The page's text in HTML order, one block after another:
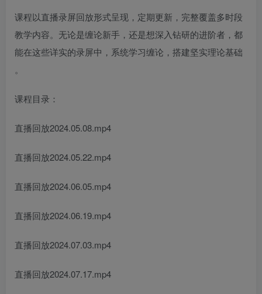
课程以直播录屏回放形式呈现，定期更新，完整覆盖多时段
教学内容。无论是缠论新手，还是想深入钻研的进阶者，都
能在这些详实的录屏中，系统学习缠论，搭建坚实理论基础
。
课程目录：
直播回放2024.05.08.mp4
直播回放2024.05.22.mp4
直播回放2024.06.05.mp4
直播回放2024.06.19.mp4
直播回放2024.07.03.mp4
直播回放2024.07.17.mp4